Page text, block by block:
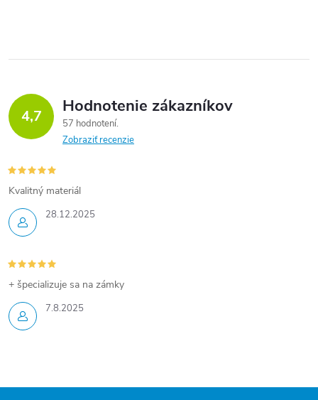
4,7 Hodnotenie zákazníkov
57 hodnotení
Zobraziť recenzie
28.12.2025
Kvalitný materiál
7.8.2025
+ špecializuje sa na zámky